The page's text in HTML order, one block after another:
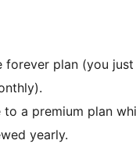
forever plan (you
a premium plan
yearly.